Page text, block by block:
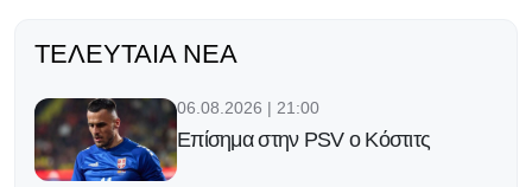
ΤΕΛΕΥΤΑΊΑ ΝΈΑ
06.08.2026 | 21:00
Επίσημα στην PSV ο Κόστιτς